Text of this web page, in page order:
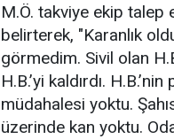
M.Ö. takviye ekip
belirterek, "Karanlık
görmedim. Sivil olan
H.B.’yi kaldırdı.
müdahalesi yoktu.
üzerinde kan yoktu.